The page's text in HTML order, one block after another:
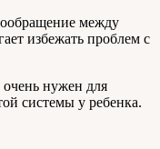
между
избежать проблем с
нужен для
системы у ребенка.